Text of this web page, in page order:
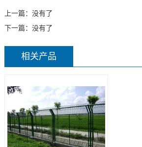
上一篇：没有了
下一篇：没有了
相关产品